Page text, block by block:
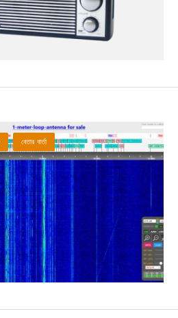
বেতার বার্তা